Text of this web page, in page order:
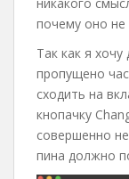
почему оно не
Так как я
пропущено
сходить на
кнопачку
совершенно
пина должно